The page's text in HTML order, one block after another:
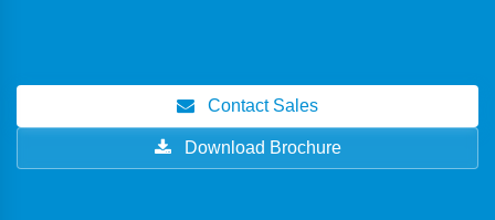
Contact Sales
Download Brochure